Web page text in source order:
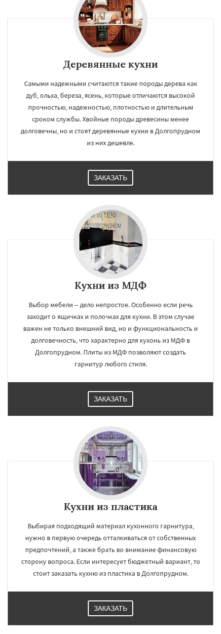
Деревянные кухни
Самыми надежными считаются такие породы дерева как
дуб, ольха, береза, ясень, которые отличаются высокой
прочностью, надежностью, плотностью и длительным
сроком службы. Хвойные породы древесины менее
долговечны, но и стоят деревянные кухни в Долгопрудном
из них дешевле.
ЗАКАЗАТЬ
Кухни из МДФ
Выбор мебели – дело непростое. Особенно если речь
заходит о ящичках и полочках для кухни. В этом случае
важен не только внешний вид, но и функциональность и
долговечность, что характерно для кухонь из МДФ в
Долгопрудном. Плиты из МДФ позволяют создать
гарнитур любого стиля.
ЗАКАЗАТЬ
Кухни из пластика
Выбирая подходящий материал кухонного гарнитура,
нужно в первую очередь отталкиваться от собственных
предпочтений, а также брать во внимание финансовую
сторону вопроса. Если интересует бюджетный вариант, то
стоит заказать кухню из пластика в Долгопрудном.
ЗАКАЗАТЬ